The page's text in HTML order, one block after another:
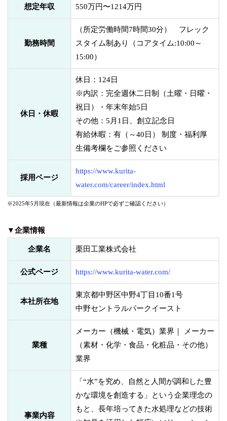
想定年収 550万円〜1214万円
勤務時間
（所定労働時間7時間30分） フレック
スタイム制あり（コアタイム:10:00～
15:00）
休日・休暇
休日：124日
※内訳：完全週休二日制（土曜・日曜・
祝日）・年末年始5日
その他：5月1日、創立記念日
有給休暇：有（～40日） 制度・福利厚
生備考欄をご参照ください
採用ページ
https://www.kurita-
water.com/career/index.html
※2025年5月現在（最新情報は企業のHPで必ずご確認ください）
▼企業情報
企業名 栗田工業株式会社
公式ページ https://www.kurita-water.com/
本社所在地
東京都中野区中野4丁目10番1号
中野セントラルパークイースト
業種
メーカー（機械・電気）業界｜ メーカー
（素材・化学・食品・化粧品・その他）
業界
事業内容
「“水”を究め、自然と人間が調和した豊
かな環境を創造する」という企業理念の
もと、長年培ってきた水処理などの技術